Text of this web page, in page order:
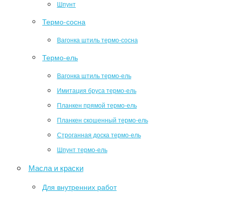
Шпунт
Термо-сосна
Вагонка штиль термо-сосна
Термо-ель
Вагонка штиль термо-ель
Имитация бруса термо-ель
Планкен прямой термо-ель
Планкен скошенный термо-ель
Строганная доска термо-ель
Шпунт термо-ель
Масла и краски
Для внутренних работ